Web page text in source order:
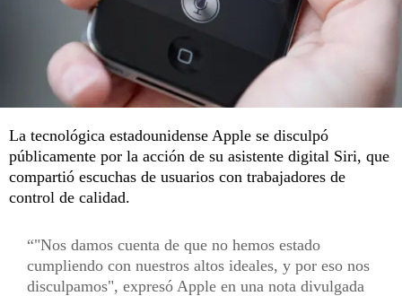
La tecnológica estadounidense Apple se disculpó
públicamente por la acción de su asistente digital Siri, que
compartió escuchas de usuarios con trabajadores de
control de calidad.
"Nos damos cuenta de que no hemos estado
cumpliendo con nuestros altos ideales, y por eso nos
disculpamos", expresó Apple en una nota divulgada